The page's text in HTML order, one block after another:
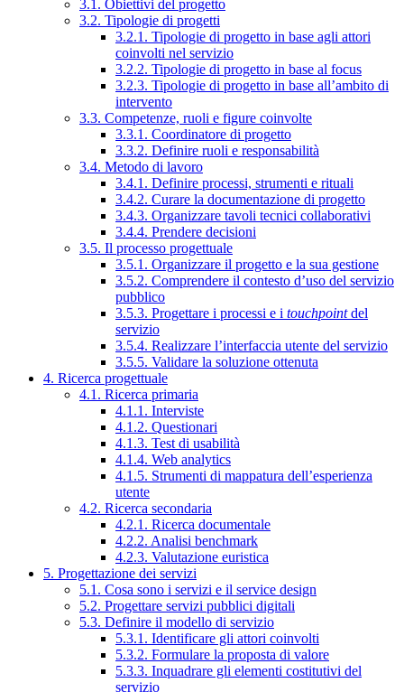
3.1. Obiettivi del progetto
3.2. Tipologie di progetti
3.2.1. Tipologie di progetto in base agli attori
coinvolti nel servizio
3.2.2. Tipologie di progetto in base al focus
3.2.3. Tipologie di progetto in base all’ambito di
intervento
3.3. Competenze, ruoli e figure coinvolte
3.3.1. Coordinatore di progetto
3.3.2. Definire ruoli e responsabilità
3.4. Metodo di lavoro
3.4.1. Definire processi, strumenti e rituali
3.4.2. Curare la documentazione di progetto
3.4.3. Organizzare tavoli tecnici collaborativi
3.4.4. Prendere decisioni
3.5. Il processo progettuale
3.5.1. Organizzare il progetto e la sua gestione
3.5.2. Comprendere il contesto d’uso del servizio
pubblico
3.5.3. Progettare i processi e i touchpointdel
servizio
3.5.4. Realizzare l’interfaccia utente del servizio
3.5.5. Validare la soluzione ottenuta
4. Ricerca progettuale
4.1. Ricerca primaria
4.1.1. Interviste
4.1.2. Questionari
4.1.3. Test di usabilità
4.1.4. Web analytics
4.1.5. Strumenti di mappatura dell’esperienza
utente
4.2. Ricerca secondaria
4.2.1. Ricerca documentale
4.2.2. Analisi benchmark
4.2.3. Valutazione euristica
5. Progettazione dei servizi
5.1. Cosa sono i servizi e il service design
5.2. Progettare servizi pubblici digitali
5.3. Definire il modello di servizio
5.3.1. Identificare gli attori coinvolti
5.3.2. Formulare la proposta di valore
5.3.3. Inquadrare gli elementi costitutivi del
servizio